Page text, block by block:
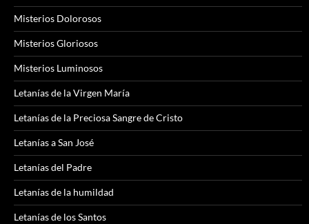
Misterios Dolorosos
Misterios Gloriosos
Misterios Luminosos
Letanías de la Virgen María
Letanías de la Preciosa Sangre de Cristo
Letanías a San José
Letanías del Padre
Letanías de la humildad
Letanías de los Santos